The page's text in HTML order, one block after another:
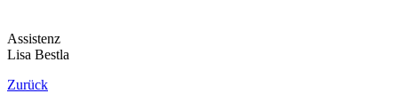
Assistenz
Lisa Bestla
Zurück